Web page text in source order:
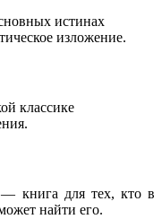
истинах
изложение.
классике
— книга для тех, кто в
найти его.